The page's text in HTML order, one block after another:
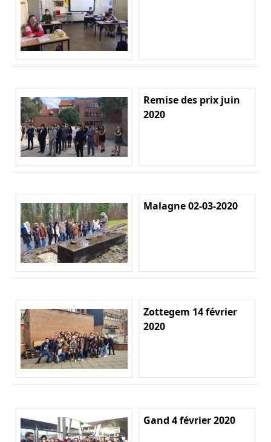
Remise des prix juin
2020
Malagne 02-03-2020
Zottegem 14 février
2020
Gand 4 février 2020